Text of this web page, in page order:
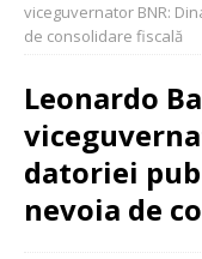
viceguvernator BNR:
de consolidare fiscală
Leonardo
datoriei
nevoia de